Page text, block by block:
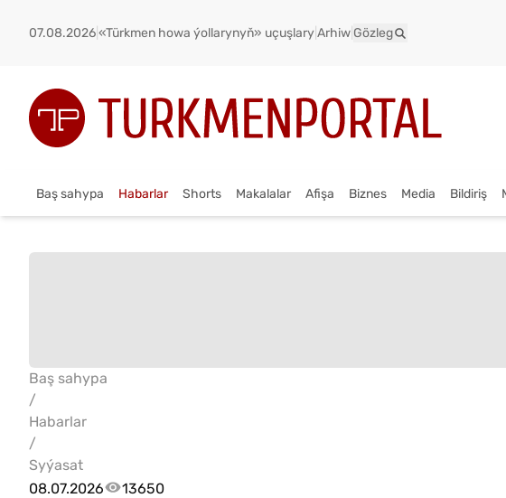
07.08.2026«Türkmen howa ýollarynyň» uçuşlaryArhiw Gözleg
Baş sahypa Habarlar Shorts Makalalar Afişa Biznes Media Bildiriş
Baş sahypa
/
Habarlar
/
Syýasat
08.07.2026
13650